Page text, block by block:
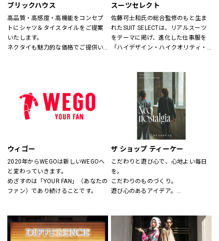
ともに生きよう
ブリックハウス
高品質・高感度・高機能をコンセプ
トにシャツ＆タイスタイルをご提案
いたします。
ネクタイも魅力的な価格でご提供い
い。
スーツセレクト
佐藤可士和氏の総合監修のもと生ま
れたSUIT SELECTは、リアルスーツ
をテーマに掲げ、進化した仕事服を
「ハイデザイン・ハイクオリティ・
しいビジネスユースな仕事服として
提案しています。
“選ぶ・着る・楽しむ”をテーマに
「合理的に選ぶ事」「楽しく選ぶ
事」その両者がまったく矛盾しない
事を証明する、スーツの新しい買い
方そのものをデザインしたショップ
です。
ウィゴー
2020年からWEGOは新しいWEGOへ
と変わっていきます。
めざすのは「YOUR FAN」（あなたの
ファン）であり続けることです。
ザ ショップ ティーケー
こだわりと遊び心で、心地よい毎日
を。
こだわりのものづくり。
遊び心のあるアイデア。
THE SHOP TKは、心地よい毎日をデ
ザインします。